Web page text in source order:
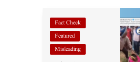
Fact Check
Featured
Misleading